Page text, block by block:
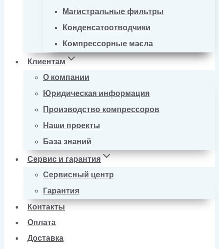
Магистральные фильтры
Конденсатоотводчики
Компрессорные масла
Клиентам
О компании
Юридическая информация
Производство компрессоров
Наши проекты
База знаний
Сервис и гарантия
Сервисный центр
Гарантия
Контакты
Оплата
Доставка